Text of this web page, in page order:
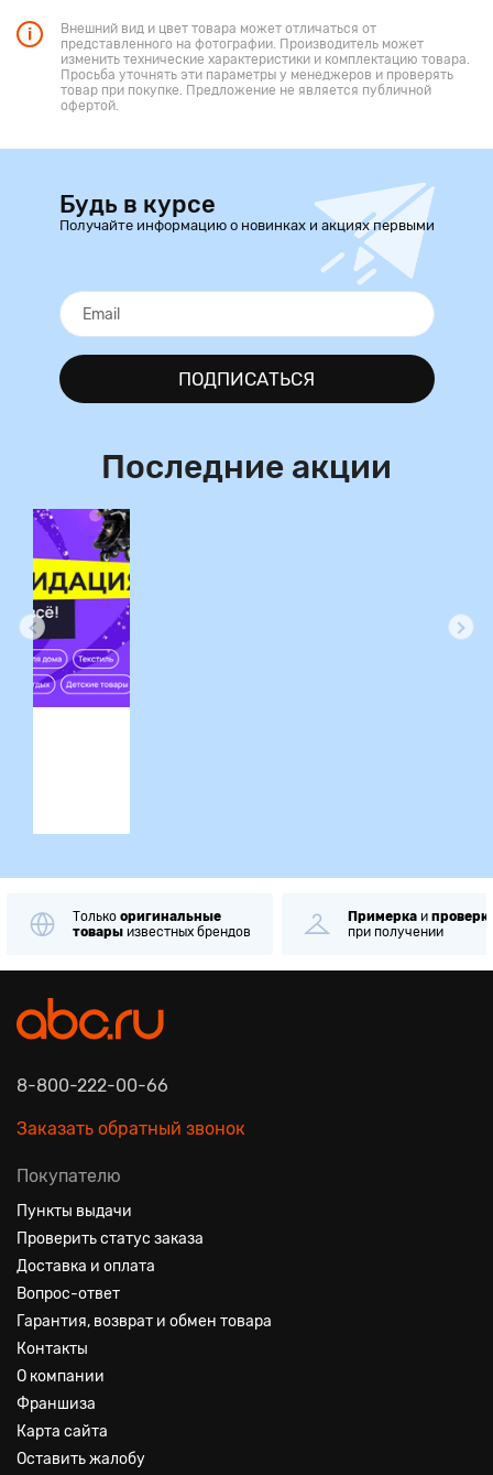
Внешний вид и цвет товара может отличаться от
представленного на фотографии. Производитель может
изменить технические характеристики и комплектацию товара.
Просьба уточнять эти параметры у менеджеров и проверять
товар при покупке. Предложение не является публичной
офертой.
Будь в курсе
Получайте информацию о новинках и акциях первыми
ПОДПИСАТЬСЯ
Последние акции
Только оригинальные
товары известных брендов
Примерка и
при получении
8-800-222-00-66
Заказать обратный звонок
Покупателю
Пункты выдачи
Проверить статус заказа
Доставка и оплата
Вопрос-ответ
Гарантия, возврат и обмен товара
Контакты
О компании
Франшиза
Карта сайта
Оставить жалобу